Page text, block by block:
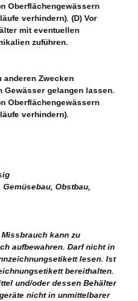
Oberflächengewässern
verhindern). (D) Vor
mit eventuellen
zuführen.
anderen Zwecken
Gewässer gelangen lassen.
Oberflächengewässern
verhindern).
Obstbau,
kann zu
aufbewahren. Darf nicht in
lesen. Ist
bereithalten.
und/oder dessen Behälter
nicht in unmittelbarer